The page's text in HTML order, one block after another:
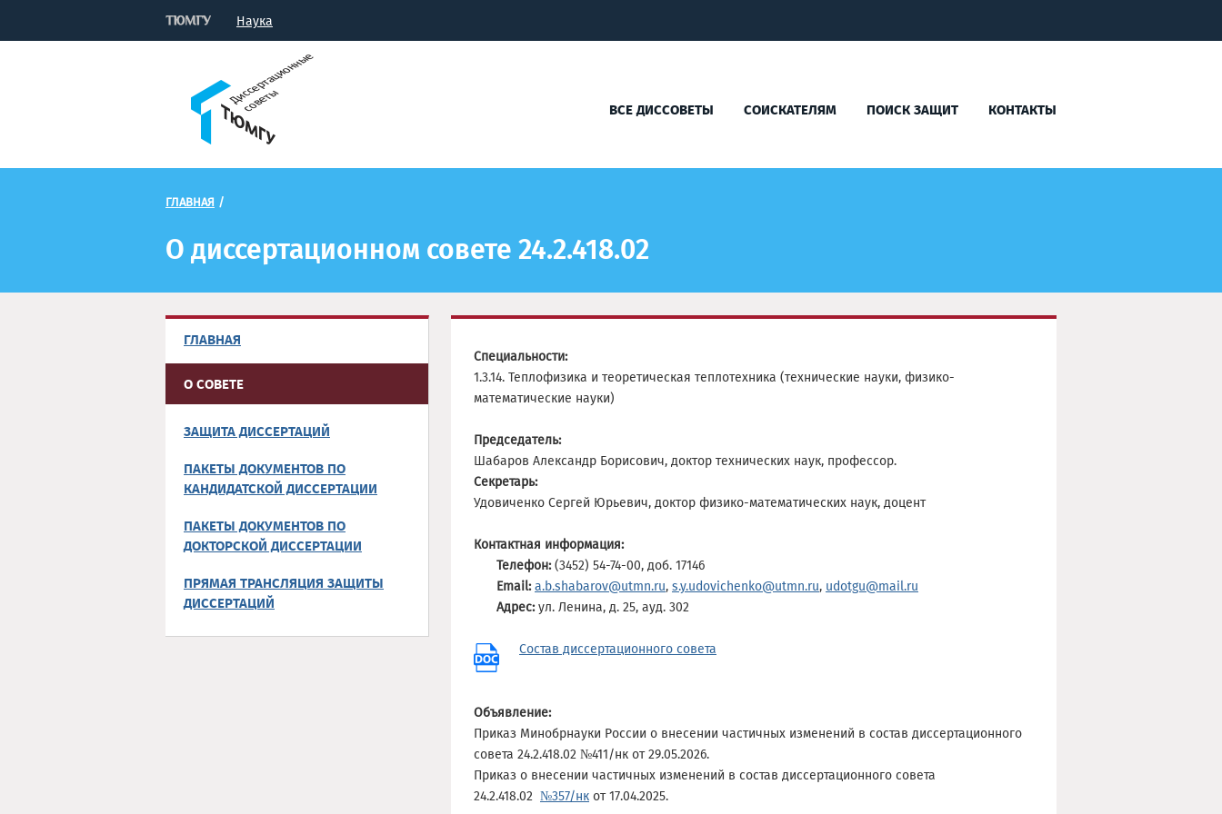
Наука
ВСЕ ДИССОВЕТЫ СОИСКАТЕЛЯМ ПОИСК ЗАЩИТ КОНТАКТЫ
ГЛАВНАЯ /
О диссертационном совете 24.2.418.02
ГЛАВНАЯ
О СОВЕТЕ
ЗАЩИТА ДИССЕРТАЦИЙ
ПАКЕТЫ ДОКУМЕНТОВ ПО
КАНДИДАТСКОЙ ДИССЕРТАЦИИ
ПАКЕТЫ ДОКУМЕНТОВ ПО
ДОКТОРСКОЙ ДИССЕРТАЦИИ
ПРЯМАЯ ТРАНСЛЯЦИЯ ЗАЩИТЫ
ДИССЕРТАЦИЙ
Специальности:
1.3.14. Теплофизика и теоретическая теплотехника (технические науки, физико-
математические науки)
Председатель:
Шабаров Александр Борисович, доктор технических наук, профессор.
Секретарь:
Удовиченко Сергей Юрьевич, доктор физико-математических наук, доцент
Контактная информация:
Телефон:(3452) 54-74-00, доб. 17146
Email: a.b.shabarov@utmn.ru, s.y.udovichenko@utmn.ru, udotgu@mail.ru
Адрес:ул. Ленина, д. 25, ауд. 302
Состав диссертационного совета
Объявление:
Приказ Минобрнауки России о внесении частичных изменений в состав диссертационного
совета 24.2.418.02 №411/нк от 29.05.2026.
Приказ о внесении частичных изменений в состав диссертационного совета
24.2.418.02 №357/нк от 17.04.2025.